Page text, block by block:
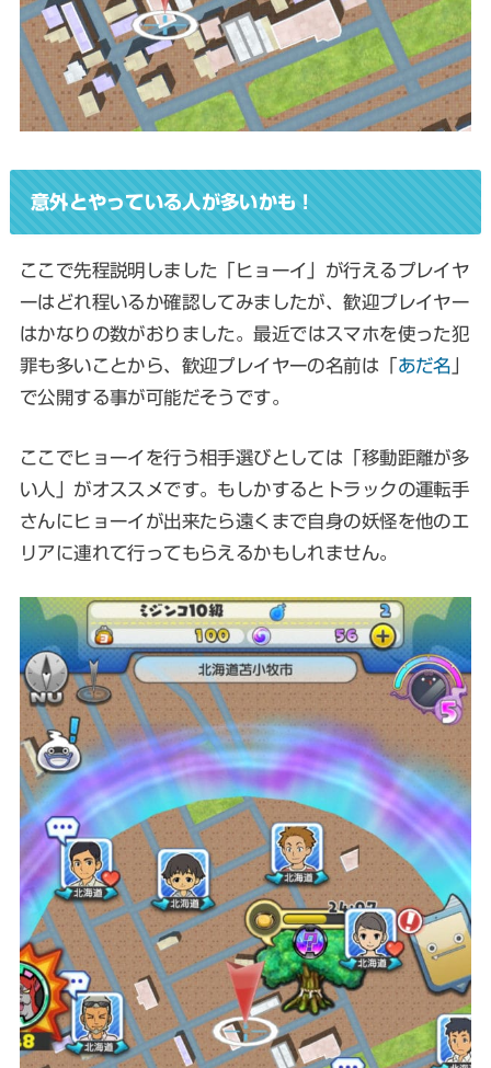
意外とやっている人が多いかも！
ここで先程説明しました「ヒョーイ」が行えるプレイヤ
ーはどれ程いるか確認してみましたが、歓迎プレイヤー
はかなりの数がおりました。最近ではスマホを使った犯
罪も多いことから、歓迎プレイヤーの名前は「あだ名
で公開する事が可能だそうです。
ここでヒョーイを行う相手選びとしては「移動距離が多
い人」がオススメです。もしかするとトラックの運転手
さんにヒョーイが出来たら遠くまで自身の妖怪を他のエ
リアに連れて行ってもらえるかもしれません。